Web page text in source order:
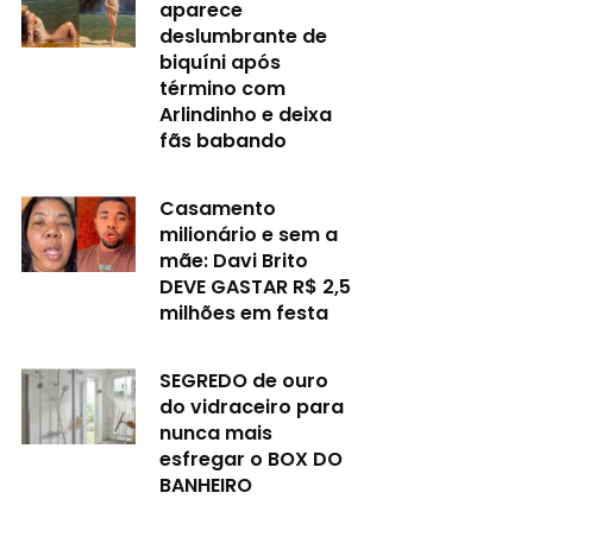
aparece
deslumbrante de
biquíni após
término com
Arlindinho e deixa
fãs babando
Casamento
milionário e sem a
mãe: Davi Brito
DEVE GASTAR R$ 2,5
milhões em festa
SEGREDO de ouro
do vidraceiro para
nunca mais
esfregar o BOX DO
BANHEIRO